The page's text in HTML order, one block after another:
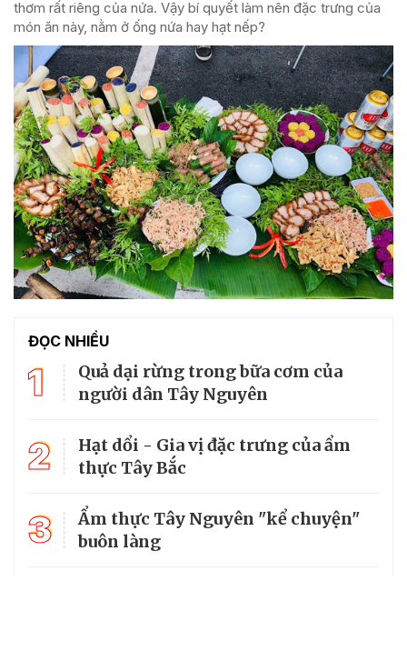
thơm rất riêng của nứa. Vậy bí quyết làm nên đặc trưng của
món ăn này, nằm ở ống nứa hay hạt nếp?
ĐỌC NHIỀU
1
Quả dại rừng trong bữa cơm của
người dân Tây Nguyên
2
Hạt dổi - Gia vị đặc trưng của ẩm
thực Tây Bắc
3
Ẩm thực Tây Nguyên "kể chuyện"
buôn làng